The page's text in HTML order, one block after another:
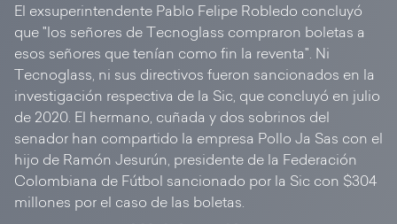
El exsuperintendente Pablo Felipe Robledo concluyó
que "los señores de Tecnoglass compraron boletas a
esos señores que tenían como fin la reventa". Ni
Tecnoglass, ni sus directivos fueron sancionados en la
investigación respectiva de la Sic, que concluyó en julio
de 2020. El hermano, cuñada y dos sobrinos del
senador han compartido la empresa Pollo Ja Sas con el
hijo de Ramón Jesurún, presidente de la Federación
Colombiana de Fútbol sancionado por la Sic con $304
millones por el caso de las boletas.